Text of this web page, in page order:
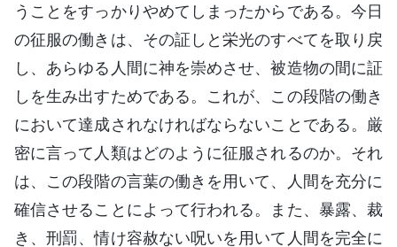
うことをすっかりやめてしまったからである。今日
の征服の働きは、その証しと栄光のすべてを取り戻
し、あらゆる人間に神を崇めさせ、被造物の間に証
しを生み出すためである。これが、この段階の働き
において達成されなければならないことである。厳
密に言って人類はどのように征服されるのか。それ
は、この段階の言葉の働きを用いて、人間を充分に
確信させることによって行われる。また、暴露、裁
き、刑罰、情け容赦ない呪いを用いて人間を完全に